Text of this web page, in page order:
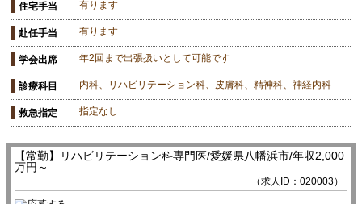
住宅手当 有ります
赴任手当 有ります
学会出席 年2回まで出張扱いとして可能です
診療科目 内科、リハビリテーション科、皮膚科、精神科、神経内科
救急指定 指定なし
【常勤】リハビリテーション科専門医/愛媛県八幡浜市/年収2,000
万円～
（求人ID：020003）